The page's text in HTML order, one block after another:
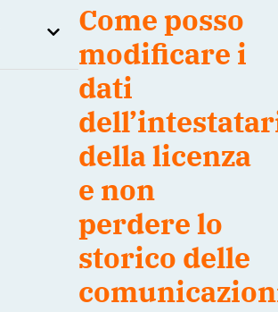
Come posso
modificare i
dati
della licenza
e non
perdere lo
storico delle